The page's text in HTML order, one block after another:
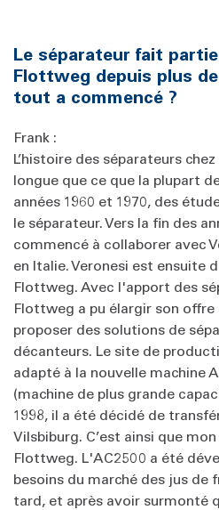
Le séparateur fait
Flottweg depuis plus
tout a commencé ?
Frank :
L’histoire des séparateurs
longue que ce que la plupart
années 1960 et 1970, des
le séparateur. Vers la fin des
commencé à collaborer avec
en Italie. Veronesi est ensuite
Flottweg. Avec l'apport des
Flottweg a pu élargir son
proposer des solutions de
décanteurs. Le site de
adapté à la nouvelle machine
(machine de plus grande
1998, il a été décidé de
Vilsbiburg. C’est ainsi que
Flottweg. L'AC2500 a été
besoins du marché des jus de
tard, et après avoir surmonté